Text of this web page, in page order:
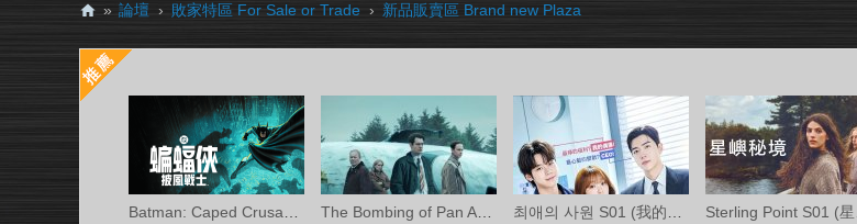
D.
Cl
» 論壇 › 敗家特區 For Sale or Trade › 新品販賣區 Brand new Plaza